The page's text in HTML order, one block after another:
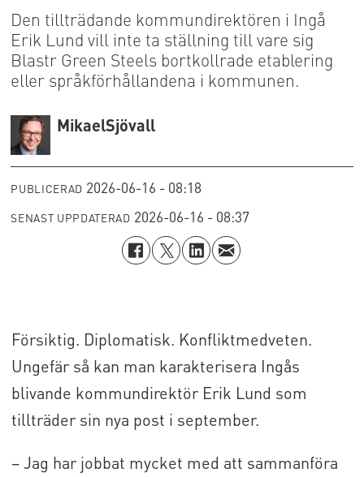
Den tillträdande kommundirektören i Ingå
Erik Lund vill inte ta ställning till vare sig
Blastr Green Steels bortkollrade etablering
eller språkförhållandena i kommunen.
MikaelSjövall
PUBLICERAD 2026-06-16 - 08:18
SENAST UPPDATERAD 2026-06-16 - 08:37
Försiktig. Diplomatisk. Konfliktmedveten.
Ungefär så kan man karakterisera Ingås
blivande kommundirektör Erik Lund som
tillträder sin nya post i september.
– Jag har jobbat mycket med att sammanföra